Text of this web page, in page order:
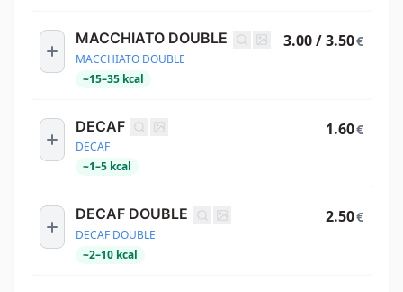
MACCHIATO DOUBLE
MACCHIATO DOUBLE
~15–35 kcal
3.00 / 3.50€
DECAF
DECAF
~1–5 kcal
1.60€
DECAF DOUBLE
DECAF DOUBLE
~2–10 kcal
2.50€